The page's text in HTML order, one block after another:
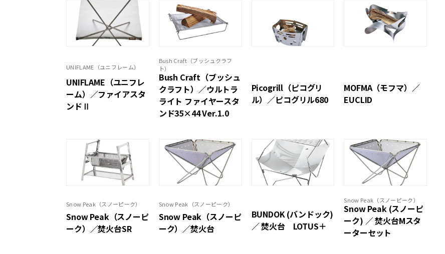
UNIFLAME（ユニフレーム）
UNIFLAME（ユニフレ
ーム）／ファイアスタ
ンドⅡ
Bush Craft（ブッシュクラフ
ト）
Bush Craft（ブッシュ
クラフト）／ウルトラ
ライト ファイヤースタ
ンド35×44 Ver.1.0
Picogrill（ピコグリ
ル）／ピコグリル680
MOFMA（モフマ）／
EUCLID
Snow Peak（スノーピーク）
Snow Peak（スノーピ
ーク）／焚火台SR
Snow Peak（スノーピーク）
Snow Peak（スノーピ
ーク）／焚火台
BUNDOK (バンドック)
／ 焚火台 LOTUS＋
Snow Peak（スノーピーク）
Snow Peak (スノーピ
ーク) ／ 焚火台Mスタ
ーターセット